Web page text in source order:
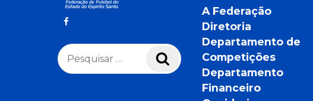
Pesquisar
por:
Pesquisar
A Federação
Diretoria
Departamento de
Competições
Departamento
Financeiro